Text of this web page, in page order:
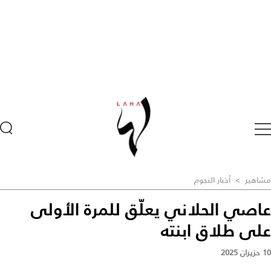
مشاهير > أخبار النجوم
عاصي الحلاني يعلّق للمرة الأولى
على طلاق ابنته
10 حزيران 2025